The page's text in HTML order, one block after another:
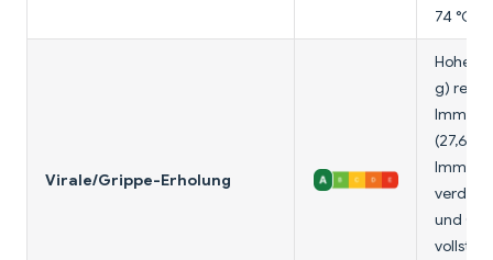
74 °C
Virale/Grippe-Erholung
Hoher
g)
(27,6
und